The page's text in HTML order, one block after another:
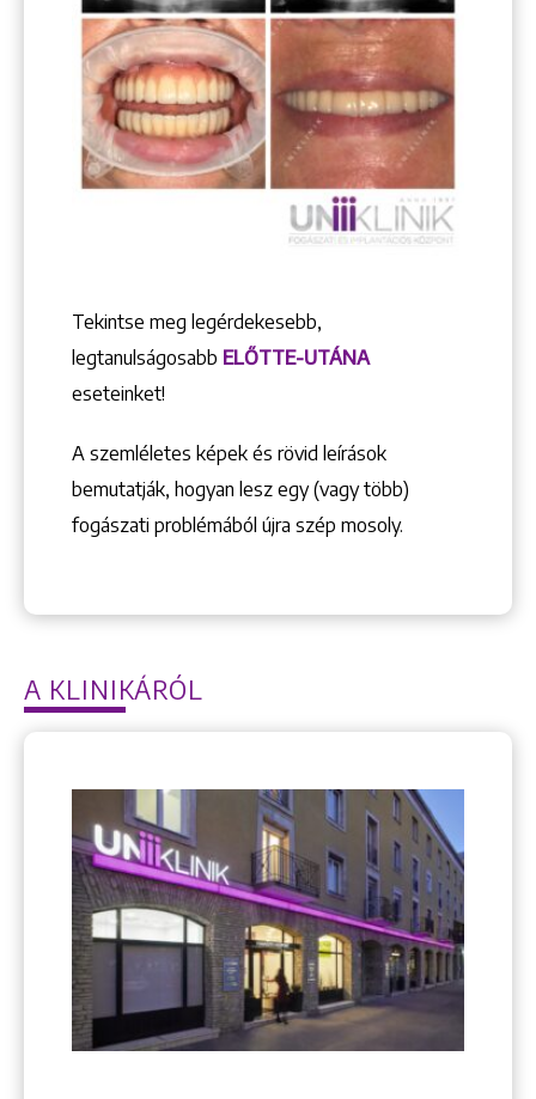
Tekintse meg legérdekesebb,
legtanulságosabb ELŐTTE-UTÁNA
eseteinket!
A szemléletes képek és rövid leírások
bemutatják, hogyan lesz egy (vagy több)
fogászati problémából újra szép mosoly.
A KLINIKÁRÓL